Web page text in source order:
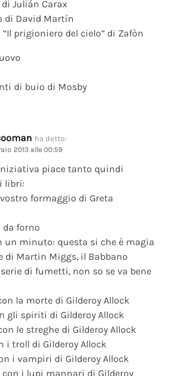
di Julián Carax
di David Martín
prigioniero del cielo” di Zafòn
di buio di Mosby
ha detto:
2013 alle 00:59
piace tanto quindi
libri:
formaggio di Greta
forno
un minuto: questa si che è magia
di Martin Miggs, il Babbano
di fumetti, non so se va bene
la morte di Gilderoy Allock
gli spiriti di Gilderoy Allock
le streghe di Gilderoy Allock
i troll di Gilderoy Allock
i vampiri di Gilderoy Allock
con i lupi mannari di Gilderoy